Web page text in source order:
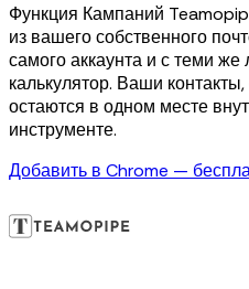
Функция Кампаний
из вашего собственного
самого аккаунта и с теми
калькулятор. Ваши
остаются в одном месте
инструменте.
Добавить в Chrome —